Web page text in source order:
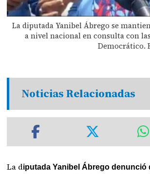
La diputada Yanibel Ábrego se
a nivel nacional en consulta con
Democrático.
Noticias Relacionadas
La diputada Yanibel Ábrego denunció